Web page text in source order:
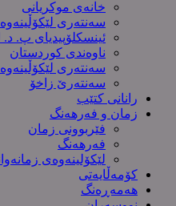
خانەی موکریانی
سەنتەری
ئینسکلۆپیدیای پ.
ناوەندی کوردستان
سەنتەری
سەنتەرێ زاخۆ
رانانی کتێب
زمان و فەرهەنگ
فێربوونی زمان
فەرهەنگ
لێکۆلینەوەی
کۆمەڵایەتی
هەمەڕەنگ